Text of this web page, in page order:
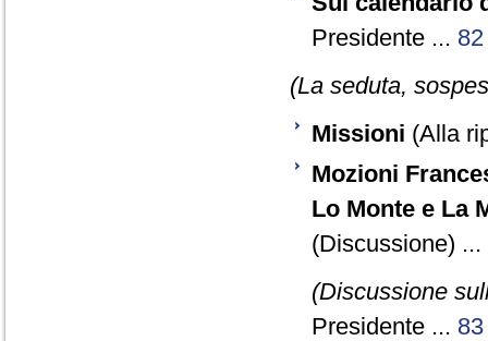
Presidente ... 82
(La seduta,
Missioni (Alla
Mozioni
Lo Monte e La
(Discussione) ...
(Discussione
Presidente ... 83